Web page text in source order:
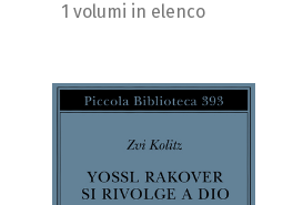
1 volumi in elenco